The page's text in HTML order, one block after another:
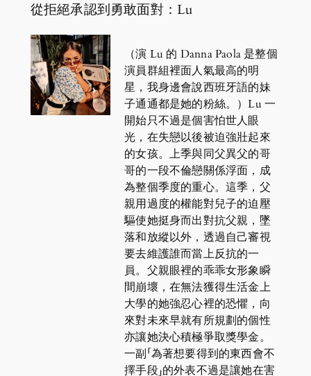
從拒絕承認到勇敢面對：Lu
（演 Lu 的 Danna Paola 是整個
演員群組裡面人氣最高的明
星，我身邊會說西班牙語的妹
子通通都是她的粉絲。）Lu 一
開始只不過是個害怕世人眼
光，在失戀以後被迫強壯起來
的女孩。上季與同父異父的哥
哥的一段不倫戀關係浮面，成
為整個季度的重心。這季，父
親用過度的權能對兒子的迫壓
驅使她挺身而出對抗父親，墜
落和放縱以外，透過自己審視
要去維護誰而當上反抗的一
員。父親眼裡的乖乖女形象瞬
間崩壞，在無法獲得生活金上
大學的她強忍心裡的恐懼，向
來對未來早就有所規劃的個性
亦讓她決心積極爭取獎學金。
一副「為著想要得到的東西會不
擇手段」的外表不過是讓她在害